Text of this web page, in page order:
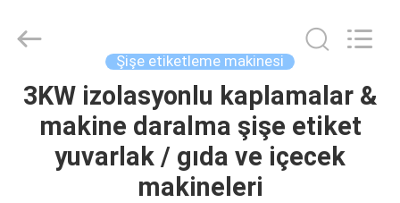
EV
ÜRÜN:%
Reserved.
Şişe etiketleme makinesi
3KW izolasyonlu kaplamalar &
makine daralma şişe etiket
yuvarlak / gıda ve içecek
makineleri